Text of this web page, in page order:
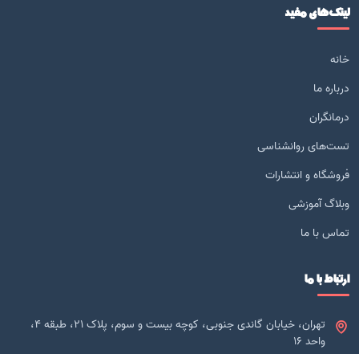
لینک‌های مفید
خانه
درباره ما
درمانگران
تست‌های روانشناسی
فروشگاه و انتشارات
وبلاگ آموزشی
تماس با ما
ارتباط با ما
تهران، خیابان گاندی جنوبی، کوچه بیست و سوم، پلاک 21، طبقه 4،
واحد 16